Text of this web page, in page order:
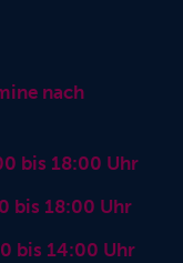
nach
18:00 Uhr
Uhr
Uhr